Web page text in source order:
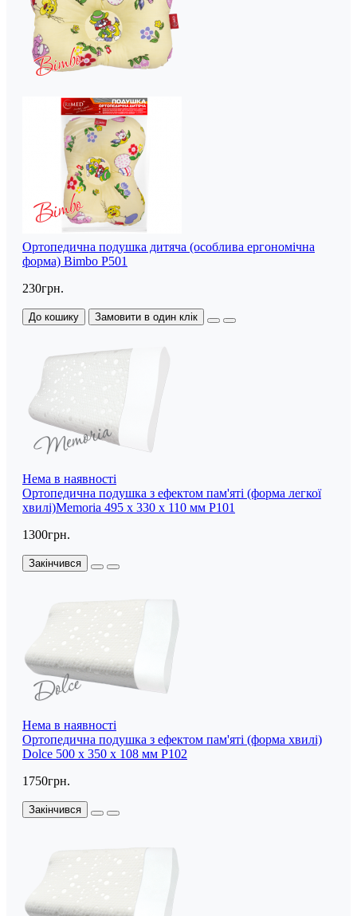
Ортопедична подушка дитяча (особлива ергономічна
форма) Bimbo P501
230грн.
До кошику Замовити в один клік
Нема в наявності
Ортопедична подушка з ефектом пам'яті (форма легкої
хвилі)Memoria 495 x 330 x 110 мм P101
1300грн.
Закінчився
Нема в наявності
Ортопедична подушка з ефектом пам'яті (форма хвилі)
Dolce 500 x 350 x 108 мм P102
1750грн.
Закінчився